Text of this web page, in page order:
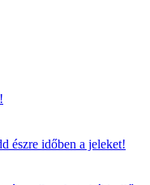
észre időben a jeleket!